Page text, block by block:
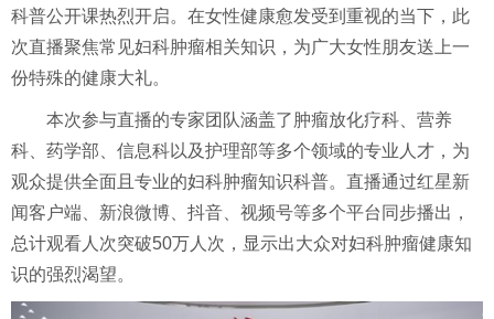
科普公开课热烈开启。在女性健康愈发受到重视的当下，此
次直播聚焦常见妇科肿瘤相关知识，为广大女性朋友送上一
份特殊的健康大礼。
本次参与直播的专家团队涵盖了肿瘤放化疗科、营养
科、药学部、信息科以及护理部等多个领域的专业人才，为
观众提供全面且专业的妇科肿瘤知识科普。直播通过红星新
闻客户端、新浪微博、抖音、视频号等多个平台同步播出，
总计观看人次突破50万人次，显示出大众对妇科肿瘤健康知
识的强烈渴望。